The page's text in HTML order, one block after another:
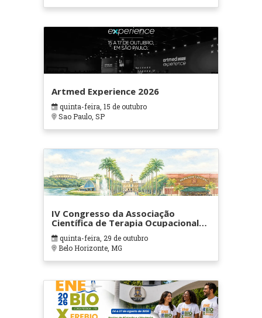
Artmed Experience 2026
quinta-feira, 15 de outubro
Sao Paulo, SP
IV Congresso da Associação
Científica de Terapia Ocupacional
em Contextos Hospitalares e
Cuidados Paliativos - ATOHOSP
quinta-feira, 29 de outubro
Belo Horizonte, MG